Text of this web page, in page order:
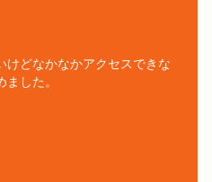
けどなかなかアクセスできな
した。